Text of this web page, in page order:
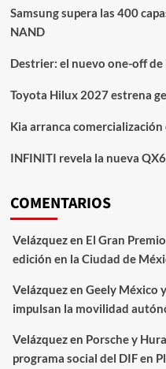
Samsung supera las 400
NAND
Destrier: el nuevo one-off
Toyota Hilux 2027 estrena
Kia arranca
INFINITI revela la nueva
COMENTARIOS
Velázquezen El Gran
edición en la Ciudad de
Velázquezen Geely México
impulsan la movilidad
Velázquezen Porsche y
programa social del DIF en